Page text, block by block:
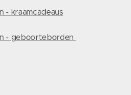
- kraamcadeaus
- geboorteborden